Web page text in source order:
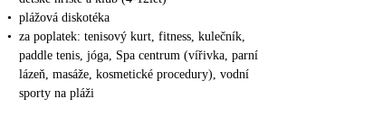
• plážová diskotéka
• za poplatek: tenisový kurt, fitness, kulečník,
paddle tenis, jóga, Spa centrum (vířivka, parní
lázeň, masáže, kosmetické procedury), vodní
sporty na pláži